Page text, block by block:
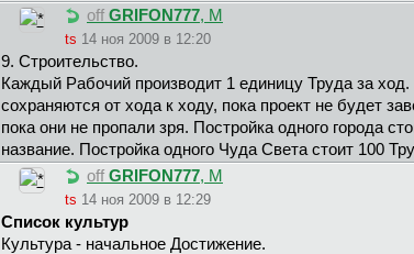
off GRIFON777, М
ts 14 ноя 2009 в 12:20
9. Строительство.
Каждый Рабочий производит 1 единицу Труда за
сохраняются от хода к ходу, пока проект не будет
пока они не пропали зря. Постройка одного города
название. Постройка одного Чуда Света стоит 100
off GRIFON777, М
ts 14 ноя 2009 в 12:29
Список культур
Культура - начальное Достижение.